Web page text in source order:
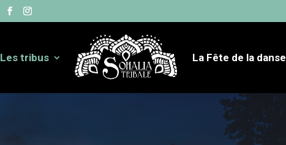
Les tribus La Fête de la danse